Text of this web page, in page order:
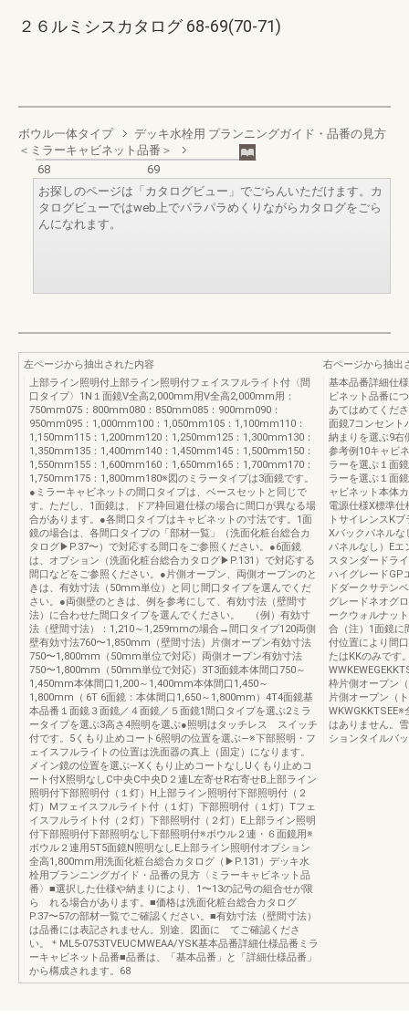
２６ルミシスカタログ 68-69(70-71)
ボウル一体タイプ
デッキ水栓用 プランニングガイド・品番の見方
＜ミラーキャビネット品番＞
68
69
お探しのページは「カタログビュー」でごらんいただけます。カ
タログビューではweb上でパラパラめくりながらカタログをごら
んになれます。
左ページから抽出された内容
上部ライン照明付上部ライン照明付フェイスフルライト付〈間
口タイプ〉1N１面鏡V全高2,000mm用V全高2,000mm用：
750mm075：800mm080：850mm085：900mm090：
950mm095：1,000mm100：1,050mm105：1,100mm110：
1,150mm115：1,200mm120：1,250mm125：1,300mm130：
1,350mm135：1,400mm140：1,450mm145：1,500mm150：
1,550mm155：1,600mm160：1,650mm165：1,700mm170：
1,750mm175：1,800mm180※図のミラータイプは3面鏡です。
●ミラーキャビネットの間口タイプは、ベースセットと同じで
す。ただし、1面鏡は、ドア枠回避仕様の場合に間口が異なる場
合があります。●各間口タイプはキャビネットの寸法です。1面
鏡の場合は、各間口タイプの「部材一覧」（洗面化粧台総合カ
タログ▶P.37〜）で対応する間口をご参照ください。●6面鏡
は、オプション（洗面化粧台総合カタログ▶P.131）で対応する
間口などをご参照ください。●片側オープン、両側オープンのと
きは、有効寸法（50mm単位）と同じ間口タイプを選んでくだ
さい。●両側壁のときは、例を参考にして、有効寸法（壁間寸
法）に合わせた間口タイプを選んでください。 （例）有効寸
法（壁間寸法）：1,210～1,259mmの場合→間口タイプ120両側
壁有効寸法760〜1,850mm（壁間寸法）片側オープン有効寸法
750〜1,800mm（50mm単位で対応）両側オープン有効寸法
750〜1,800mm（50mm単位で対応）3T3面鏡本体間口750～
1,450mm本体間口1,200～1,400mm本体間口1,450～
1,800mm（ 6T 6面鏡：本体間口1,650～1,800mm）4T4面鏡基
本品番１面鏡３面鏡／４面鏡／５面鏡1間口タイプを選ぶ2ミラ
ータイプを選ぶ3高さ4照明を選ぶ●照明はタッチレス スイッチ
付です。5くもり止めコート6照明の位置を選ぶ—※下部照明・フ
ェイスフルライトの位置は洗面器の真上（固定）になります。
メイン鏡の位置を選ぶ—Xくもり止めコートなしUくもり止めコ
ート付X照明なしC中央C中央D２連L左寄せR右寄せB上部ライン
照明付下部照明付（１灯）H上部ライン照明付下部照明付（２
灯）Mフェイスフルライト付（１灯）下部照明付（１灯）Tフェ
イスフルライト付（２灯）下部照明付（２灯）E上部ライン照明
付下部照明付下部照明なし下部照明付※ボウル２連・６面鏡用※
ボウル２連用5T5面鏡N照明なしE上部ライン照明付オプション
全高1,800mm用洗面化粧台総合カタログ（▶︎P.131）デッキ水
栓用プランニングガイド・品番の見方〈ミラーキャビネット品
番〉■選択した仕様や納まりにより、1〜13の記号の組合せが限
ら れる場合があります。■価格は洗面化粧台総合カタログ
P.37〜57の部材一覧でご確認ください。■有効寸法（壁間寸法）
は品番には表記されません。別途、図面に てご確認くださ
い。＊ML5-0753TVEUCMWEAA/YSK基本品番詳細仕様品番ミラ
ーキャビネット品番■品番は、「基本品番」と「詳細仕様品番」
から構成されます。68
右ページから抽出
基本品番詳細仕
ビネット品番に
あてはめてくだ
面鏡7コンセン
納まりを選ぶ9右
参考例10キャビ
ラーを選ぶ１面
ラーを選ぶ１面
ャビネット本体
電源仕様X標準
トサイレンスK
Xバックパネルな
パネルなし）Eエ
スタンダードラ
ハイグレードGP
ドダークサテン
グレードネオグ
ークウォルナッ
合（注）1面鏡に
付位置により間
たはKKのみです
枠片側オープン
片側オープン（
はありません。
ションタイルバ